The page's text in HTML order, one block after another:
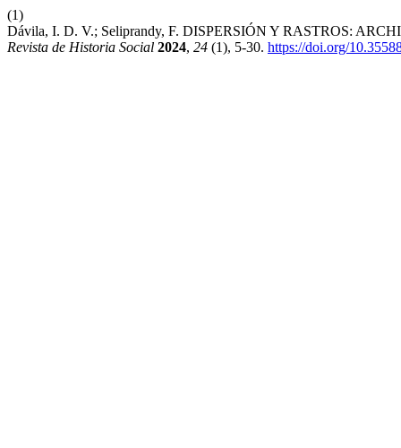
(1)
Dávila, I. D. V.; Seliprandy, F. DISPERSIÓN Y RASTROS:
Revista de Historia Social 2024, 24 (1), 5-30. https://doi.org/